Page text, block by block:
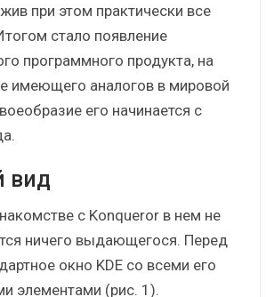
при этом практически все
стало появление
программного продукта, на
имеющего аналогов в мировой
его начинается с
вид
с Konqueror в нем не
ничего выдающегося. Перед
окно KDE со всеми его
элементами (рис. 1).